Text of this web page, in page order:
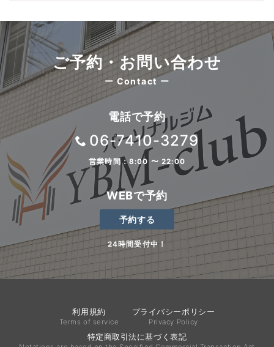
ご予約・お問い合わせ
ー Contact ー
電話で予約
06-7410-3279
営業時間：8:00 〜 22:00
WEBで予約
予約する
24時間受付中！
利用規約
Terms of service
プライバシーポリシー
Privacy Policy
特定商取引法に基づく表記